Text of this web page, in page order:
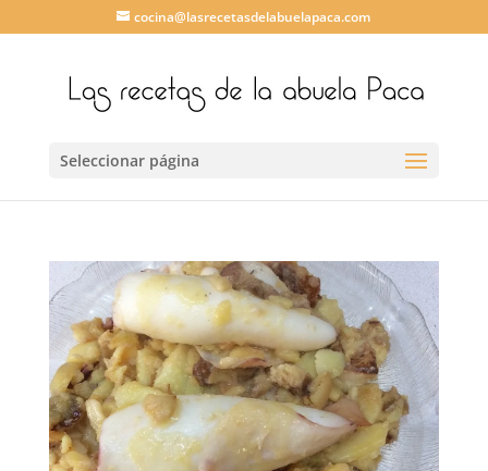
cocina@lasrecetasdelabuelapaca.com
Seleccionar página